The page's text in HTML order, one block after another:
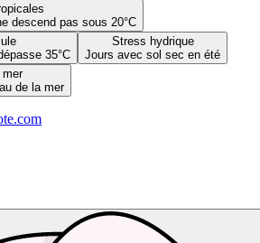
descend pas sous 20°C
35°C
Stress hydrique
Jours avec sol sec en été
de la mer